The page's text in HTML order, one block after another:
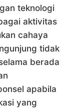
teknologi
aktivitas
cahaya
tidak
berada
apabila
yang